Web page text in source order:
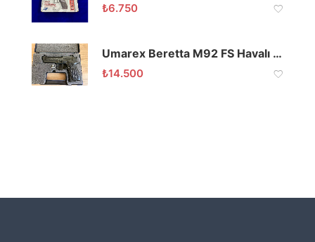
₺6.750
Umarex Beretta M92 FS Havalı Tabanca
₺14.500